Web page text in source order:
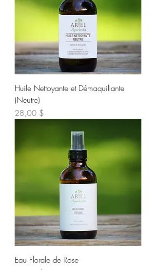
Huile Nettoyante et Démaquillante
(Neutre)
Prix
28,00 $
Eau Florale de Rose